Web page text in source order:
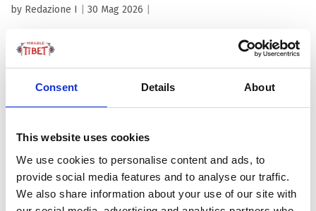
Consent Details About
This website uses cookies
We use cookies to personalise content and ads, to
provide social media features and to analyse our traffic.
We also share information about your use of our site with
by Redazione I 30 Mag 2026